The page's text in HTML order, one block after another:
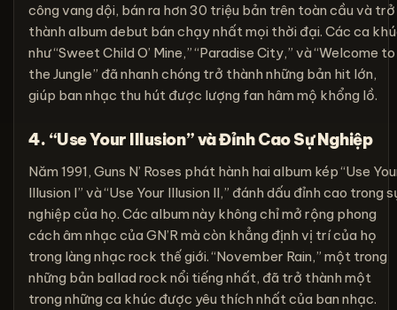
công vang dội, bán ra hơn 30 triệu bản trên toàn cầu và trở
thành album debut bán chạy nhất mọi thời đại. Các ca
như “Sweet Child O’ Mine,” “Paradise City,” và “Welcome to
the Jungle” đã nhanh chóng trở thành những bản hit lớn,
giúp ban nhạc thu hút được lượng fan hâm mộ khổng lồ.
4. “Use Your Illusion” và Đỉnh Cao Sự Nghiệp
Năm 1991, Guns N’ Roses phát hành hai album kép “Use
Illusion I” và “Use Your Illusion II,” đánh dấu đỉnh cao trong
nghiệp của họ. Các album này không chỉ mở rộng phong
cách âm nhạc của GN’R mà còn khẳng định vị trí của họ
trong làng nhạc rock thế giới. “November Rain,” một trong
những bản ballad rock nổi tiếng nhất, đã trở thành một
trong những ca khúc được yêu thích nhất của ban nhạc.